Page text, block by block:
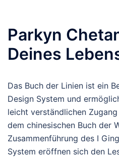
Parkyn
Deines
Das Buch der Linien ist ein
Design System und
leicht verständlichen
dem chinesischen Buch der
Zusammenführung des I
System eröffnen sich den